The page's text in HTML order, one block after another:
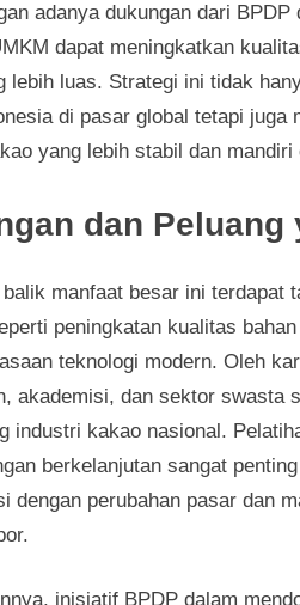
adanya dukungan dari
dapat meningkatkan
lebih luas. Strategi ini tidak
di pasar global tetapi juga
yang lebih stabil dan mandiri
dan Peluang
manfaat besar ini terdapat
peningkatan kualitas
teknologi modern. Oleh
akademisi, dan sektor swasta
industri kakao nasional.
berkelanjutan sangat
dengan perubahan pasar dan
inisiatif BPDP dalam